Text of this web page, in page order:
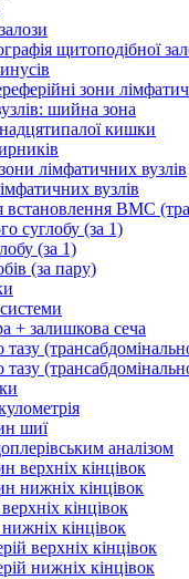
щитоподібної
зони
шийна зона
кишки
лімфатичних вузлів
вузлів
встановлення ВМС
суглобу (за 1)
(за 1)
(за пару)
+ залишкова сеча
шиї
аналізом
верхніх кінцівок
нижніх кінцівок
кінцівок
кінцівок
верхніх кінцівок
нижніх кінцівок